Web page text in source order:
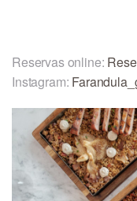
Reservas online:
Instagram: